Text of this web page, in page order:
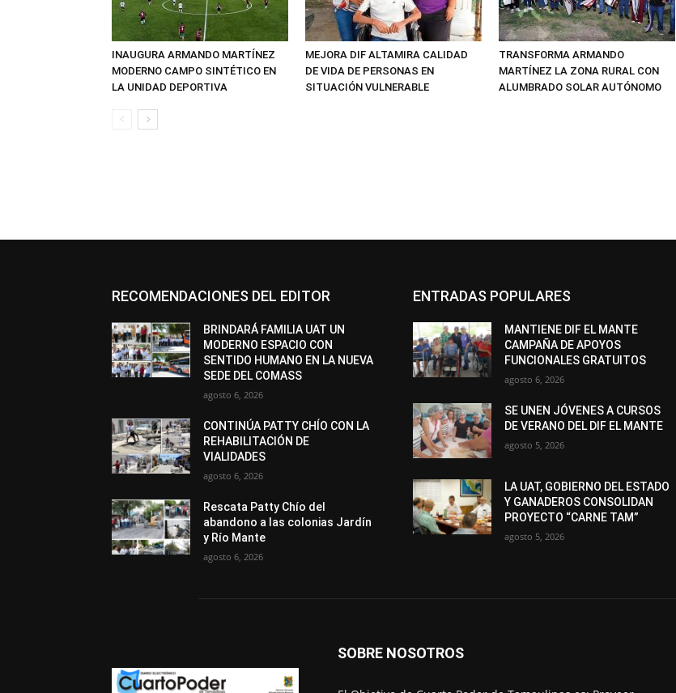
INAUGURA ARMANDO MARTÍNEZ
MODERNO CAMPO SINTÉTICO EN
LA UNIDAD DEPORTIVA
MEJORA DIF ALTAMIRA CALIDAD
DE VIDA DE PERSONAS EN
SITUACIÓN VULNERABLE
TRANSFORMA ARMANDO
MARTÍNEZ LA ZONA RURAL CON
ALUMBRADO SOLAR AUTÓNOMO
RECOMENDACIONES DEL EDITOR
BRINDARÁ FAMILIA UAT UN
MODERNO ESPACIO CON
SENTIDO HUMANO EN LA NUEVA
SEDE DEL COMASS
agosto 6, 2026
CONTINÚA PATTY CHÍO CON LA
REHABILITACIÓN DE
VIALIDADES
agosto 6, 2026
Rescata Patty Chío del
abandono a las colonias Jardín
y Río Mante
agosto 6, 2026
ENTRADAS POPULARES
MANTIENE DIF EL MANTE
CAMPAÑA DE APOYOS
FUNCIONALES GRATUITOS
agosto 6, 2026
SE UNEN JÓVENES A CURSOS
DE VERANO DEL DIF EL MANTE
agosto 5, 2026
LA UAT, GOBIERNO DEL ESTADO
Y GANADEROS CONSOLIDAN
PROYECTO “CARNE TAM”
agosto 5, 2026
SOBRE NOSOTROS